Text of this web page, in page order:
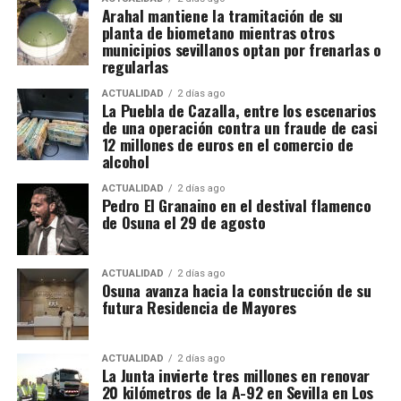
El siglo XIX transforma
definitivamente la relación entre
muralla y ciudad
Registros en La Puebla de Cazalla
La conexión con La Puebla no es meramente
territorial. La fase operativa se desarrolló el pasado
14 de julio de 2026 y comprendió nueve entradas y
registros en sociedades mercantiles situadas en La
Puebla de Cazalla, Valencia, Badajoz y Córdoba,
además del registro de un domicilio particular en La
Puebla de Cazalla. La información oficial no precisa,
al menos por ahora, cuántas de las nueve empresas
registradas se encontraban concretamente en el
municipio sevillano, por lo que no sería correcto
atribuir a La Puebla la totalidad de esos registros.
La operación se desarrolló bajo la dirección de la
Sección Civil y de Instrucción del Tribunal de
Instancia de Morón de la Frontera, plaza número 2,
órgano judicial competente en la investigación. La
Arahal mantiene la tramitación de su
planta de biometano mientras otros
municipios sevillanos optan por frenarlas o
regularlas
ACTUALIDAD 2 días ago
La Puebla de Cazalla, entre los escenarios
de una operación contra un fraude de casi
12 millones de euros en el comercio de
alcohol
ACTUALIDAD 2 días ago
Pedro El Granaino en el destival flamenco
de Osuna el 29 de agosto
ACTUALIDAD 2 días ago
Osuna avanza hacia la construcción de su
futura Residencia de Mayores
ACTUALIDAD 2 días ago
La Junta invierte tres millones en renovar
20 kilómetros de la A-92 en Sevilla en Los